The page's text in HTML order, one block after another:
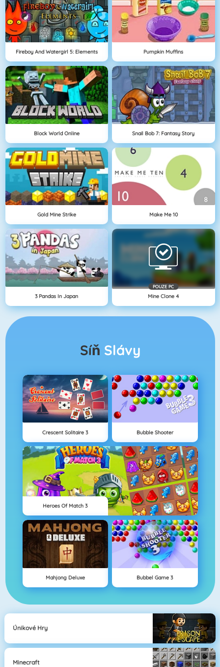
Fireboy And Watergirl 5: Elements Pumpkin Muffins
Block World Online Snail Bob 7: Fantasy Story
Gold Mine Strike Make Me 10
3 Pandas In Japan
POUZE PC
Mine Clone 4
Síň Slávy
Crescent Solitaire 3 Bubble Shooter
Heroes Of Match 3
Mahjong Deluxe Bubbel Game 3
Únikové Hry
Minecraft